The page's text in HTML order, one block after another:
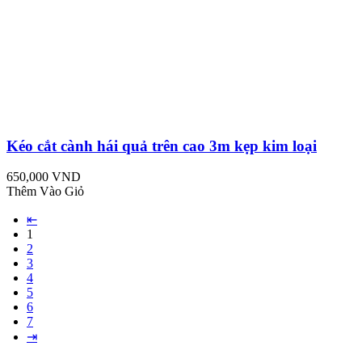
Kéo cắt cành hái quả trên cao 3m kẹp kim loại
650,000 VND
Thêm Vào Giỏ
⇤
1
2
3
4
5
6
7
⇥